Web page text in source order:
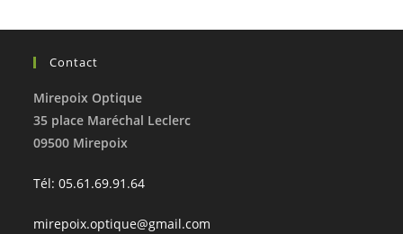
Contact
Mirepoix Optique
35 place Maréchal Leclerc
09500 Mirepoix
Tél: 05.61.69.91.64
mirepoix.optique@gmail.com